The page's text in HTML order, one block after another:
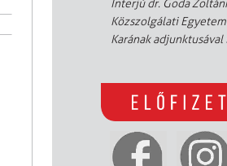
Interjú dr. Goda
Közszolgálati
Karának adjunktusával